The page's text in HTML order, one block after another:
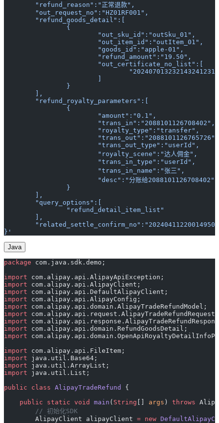
	"refund_reason":"正常退款",
	"out_request_no":"HZ01RF001",
	"refund_goods_detail":[
		{
			"out_sku_id":"outSku_01",
			"out_item_id":"outItem_01",
			"goods_id":"apple-01",
			"refund_amount":"19.50",
			"out_certificate_no_list":[
		}
	],
	"refund_royalty_parameters":[
		{
			"amount":"0.1",
			"trans_in":"2088101126708402",
			"royalty_type":"transfer",
			"trans_out":"2088101126765726",
			"trans_out_type":"userId",
			"royalty_scene":"达人佣金",
			"trans_in_type":"userId",
			"trans_in_name":"张三",
			"desc":"分账给2088101126708402"
		}
	],
	"query_options":[
		"refund_detail_item_list"
	],
}'
Java
package com.java.sdk.demo;
import com.alipay.api.AlipayApiException;
import com.alipay.api.AlipayClient;
import com.alipay.api.DefaultAlipayClient;
import com.alipay.api.AlipayConfig;
import com.alipay.api.domain.AlipayTradeRefundModel;
import com.alipay.api.request.AlipayTradeRefundRequest;
import
import com.alipay.api.domain.RefundGoodsDetail;
import
import com.alipay.api.FileItem;
import java.util.Base64;
import java.util.ArrayList;
import java.util.List;
public class AlipayTradeRefund
{
    public
static void main ( String args ) throws
        // 初始化SDK
        AlipayClient alipayClient
= new